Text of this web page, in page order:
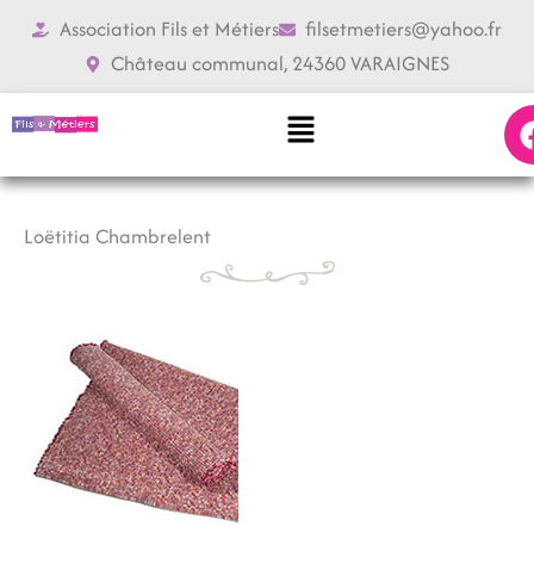
Aller
Association Fils et Métiers
filsetmetiers@yahoo.fr
Château communal, 24360 VARAIGNES
Menu
Loëtitia Chambrelent